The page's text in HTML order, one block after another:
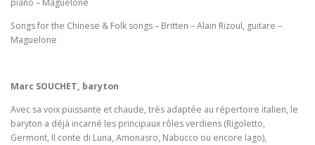
Songs for the Chinese & Folk songs – Britten – Alain Rizoul, guitare –
Maguelone
Marc SOUCHET, baryton
Avec sa voix puissante et chaude, très adaptée au répertoire italien, le
baryton a déjà incarné les principaux rôles verdiens (Rigoletto,
Germont, Il conte di Luna, Amonasro, Nabucco ou encore Iago),